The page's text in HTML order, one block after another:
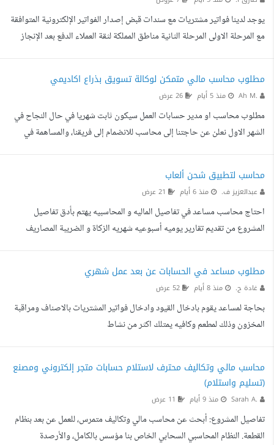
يوجد لدينا فواتير مشتريات مع سندات قبض إصدار الفواتير الإلكترونية المتوافقة
مع المرحلة الاولى المرحلة الثانية مناطق المملكة لثقة العملاء الدفع بعد الإنجاز
مطلوب محاسب مالي متمكن لوكالة تسويق بذراع اكاديمي
Ah M. منذ 5 أيام
مطلوب محاسب او مدير حسابات العمل سيكون ثابت شهريا في حال النجاح في
الشهر الاول نعلن عن حاجتنا إلى محاسب للانضمام إلى فريقنا، والمساهمة في
للمشروع. من نحن نحن وكالة متخصصة في: التسويق الرقمي وإدارة الحملات
الإعلانية. تصميم الهويات البصرية والمحتوى الإبداعي. إدارة منصات التواصل
الاجتماعي. تطوير المواقع الإلكترونية وأنظمة الويب. تقديم البرامج التدريبية
وورش العمل في ال...
محاسب لتطبيق شحن ألعاب
عبدالعزيز ف. منذ 6 أيام
احتاج محاسب مساعد في تفاصيل الماليه و المحاسبيه يهتم بأدق تفاصيل
المشروع من تقديم تقارير يوميه أسبوعيه شهريه الزكاة و الضريبة المصاريف
مطلوب مساعد في الحسابات عن بعد عمل شهري
غادة ح. منذ 8 أيام
بحاجة لمساعد يقوم بادخال القيود وادخال فواتير المشتريات بالاصناف ومراقبة
المخزون وذلك لمطعم وكافيه يمتلك اكثر من نشاط
محاسب مالي وتكاليف محترف لاستلام حسابات متجر إلكتروني ومصنع
(تسليم واستلام)
Sarah A. منذ 9 أيام
تفاصيل المشروع: أبحث عن محاسب مالي وتكاليف متمرس، للعمل عن بعد بنظام
القطعة. النظام المحاسبي السحابي الخاص بنا مؤسس بالكامل، والأرصدة